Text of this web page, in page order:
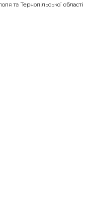
та Тернопільської області